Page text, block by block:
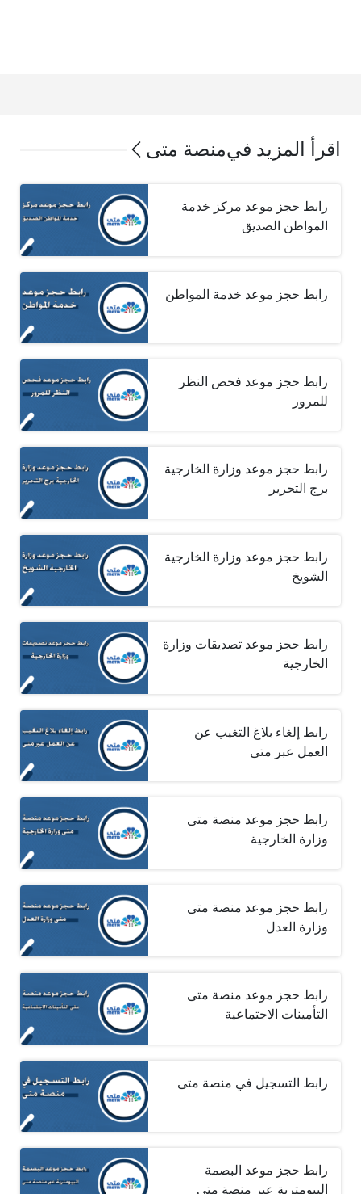
اقرأ المزيد فيمنصة متى
رابط حجز موعد مركز خدمة
المواطن الصديق
رابط حجز موعد خدمة المواطن
رابط حجز موعد فحص النظر
للمرور
رابط حجز موعد وزارة الخارجية
برج التحرير
رابط حجز موعد وزارة الخارجية
الشويخ
رابط حجز موعد تصديقات وزارة
الخارجية
رابط إلغاء بلاغ التغيب عن
العمل عبر متى
رابط حجز موعد منصة متى
وزارة الخارجية
رابط حجز موعد منصة متى
وزارة العدل
رابط حجز موعد منصة متى
التأمينات الاجتماعية
رابط التسجيل في منصة متى
رابط حجز موعد البصمة
البيومترية عبر منصة متى